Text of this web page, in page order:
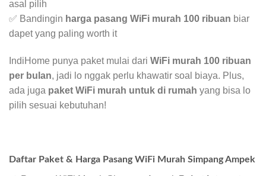
asal pilih
✅ Bandingin harga pasang WiFi murah 100 ribuan biar
dapet yang paling worth it
IndiHome punya paket mulai dari WiFi murah 100 ribuan
per bulan, jadi lo nggak perlu khawatir soal biaya. Plus,
ada juga paket WiFi murah untuk di rumah yang bisa lo
pilih sesuai kebutuhan!
Daftar Paket & Harga Pasang WiFi Murah Simpang Ampek